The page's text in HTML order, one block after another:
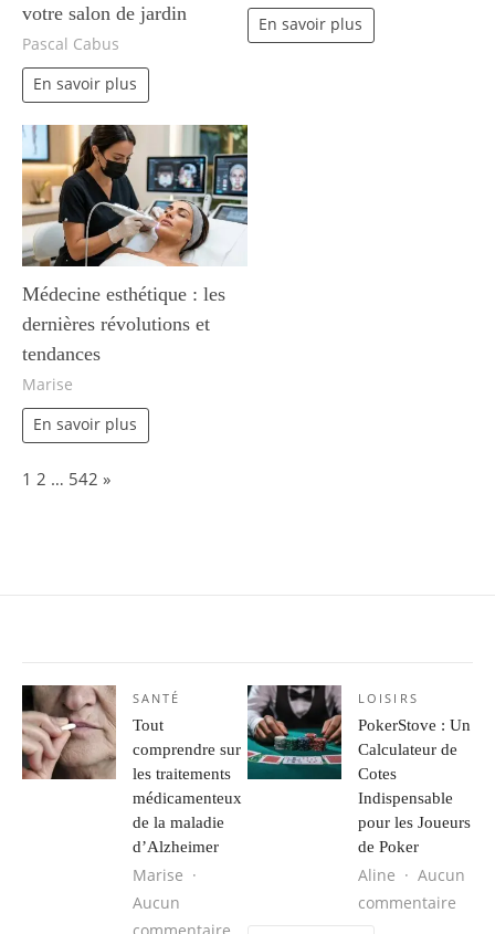
votre salon de jardin
Pascal Cabus
En savoir plus
En savoir plus
Médecine esthétique : les
dernières révolutions et
tendances
Marise
En savoir plus
Page:
1 2 … 542 Next
»
SANTÉ
Tout
comprendre sur
les traitements
médicamenteux
de la maladie
d’Alzheimer
Marise
Aucun
LOISIRS
PokerStove : Un
Calculateur de
Cotes
Indispensable
pour les Joueurs
de Poker
Aline
Aucun
commentaire